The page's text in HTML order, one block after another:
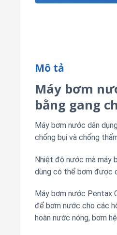
Mô tả
Máy bơm
bằng gang
Máy bơm nước dân
chống bụi và chống
Nhiệt độ nước mà máy
dùng có thể bơm được
Máy bơm nước Pentax
để bơm nước cho các
hoàn nước nóng, bơm